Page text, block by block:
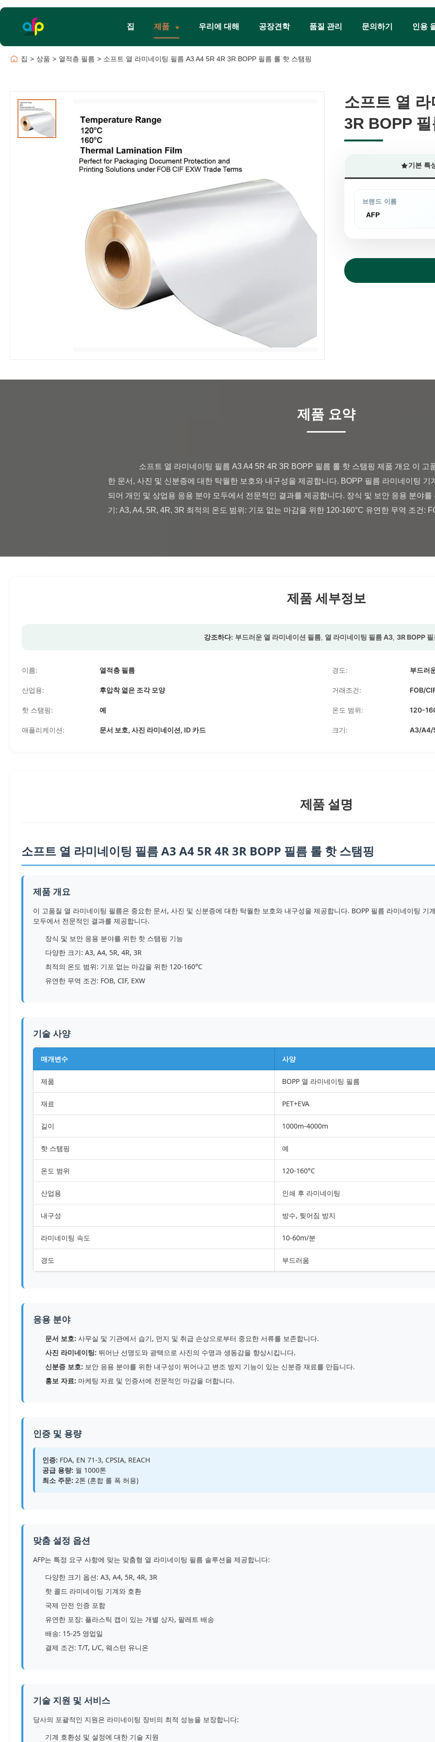
집 제품 우리에 대해 공장견학 품질 관리 문의하기 인용
집 > 상품 > 열적층 필름 > 소프트 열 라미네이팅 필름 A3 A4 5R 4R 3R BOPP 필름 롤 핫 스탬핑
소프트 열
3R BOPP
소프트 열
3R BOPP
기본 특
브랜드 이름
AFP
제품 요약
한 문서, 사진 및 신분증에 대한 탁월한 보호와 내구성을 제공합니다. BOPP 필름 라미네이팅 기
되어 개인 및 상업용 응용 분야 모두에서 전문적인 결과를 제공합니다. 장식 및 보안 응용 분야
기: A3, A4, 5R, 4R, 3R 최적의 온도 범위: 기포 없는 마감을 위한 120-160°C 유연한 무역 조건:
제품 세부정보
강조하다: 부드러운 열 라미네이션 필름, 열 라미네이팅 필름 A3, 3R BOPP
이름: 열적층 필름 경도: 부드러
산업용: 후압착 엷은 조각 모양 거래조건: FOB/
핫 스탬핑: 예 온도 범위: 120-
애플리케이션: 문서 보호, 사진 라미네이션, ID 카드 크기: A3/A4/
제품 설명
소프트 열 라미네이팅 필름 A3 A4 5R 4R 3R BOPP 필름 롤 핫 스탬핑
제품 개요
이 고품질 열 라미네이팅 필름은 중요한 문서, 사진 및 신분증에 대한 탁월한 보호와 내구성을 제공합니다. BOPP 필름 라미네이팅
모두에서 전문적인 결과를 제공합니다.
장식 및 보안 응용 분야를 위한 핫 스탬핑 기능
다양한 크기: A3, A4, 5R, 4R, 3R
최적의 온도 범위: 기포 없는 마감을 위한 120-160°C
유연한 무역 조건: FOB, CIF, EXW
기술 사양
매개변수 사양
제품 BOPP 열 라미네이팅 필름
재료 PET+EVA
길이 1000m-4000m
핫 스탬핑 예
온도 범위 120-160°C
산업용 인쇄 후 라미네이팅
내구성 방수, 찢어짐 방지
라미네이팅 속도 10-60m/분
경도 부드러움
응용 분야
문서 보호: 사무실 및 기관에서 습기, 먼지 및 취급 손상으로부터 중요한 서류를 보존합니다.
사진 라미네이팅: 뛰어난 선명도와 광택으로 사진의 수명과 생동감을 향상시킵니다.
신분증 보호: 보안 응용 분야를 위한 내구성이 뛰어나고 변조 방지 기능이 있는 신분증 재료를 만듭니다.
홍보 자료: 마케팅 자료 및 인증서에 전문적인 마감을 더합니다.
인증 및 용량
인증: FDA, EN 71-3, CPSIA, REACH
공급 용량: 월 1000톤
최소 주문: 2톤 (혼합 롤 폭 허용)
맞춤 설정 옵션
AFP는 특정 요구 사항에 맞는 맞춤형 열 라미네이팅 필름 솔루션을 제공합니다:
다양한 크기 옵션: A3, A4, 5R, 4R, 3R
핫 콜드 라미네이팅 기계와 호환
국제 안전 인증 포함
유연한 포장: 플라스틱 캡이 있는 개별 상자, 팔레트 배송
배송: 15-25 영업일
결제 조건: T/T, L/C, 웨스턴 유니온
기술 지원 및 서비스
당사의 포괄적인 지원은 라미네이팅 장비의 최적 성능을 보장합니다:
기계 호환성 및 설정에 대한 기술 지원